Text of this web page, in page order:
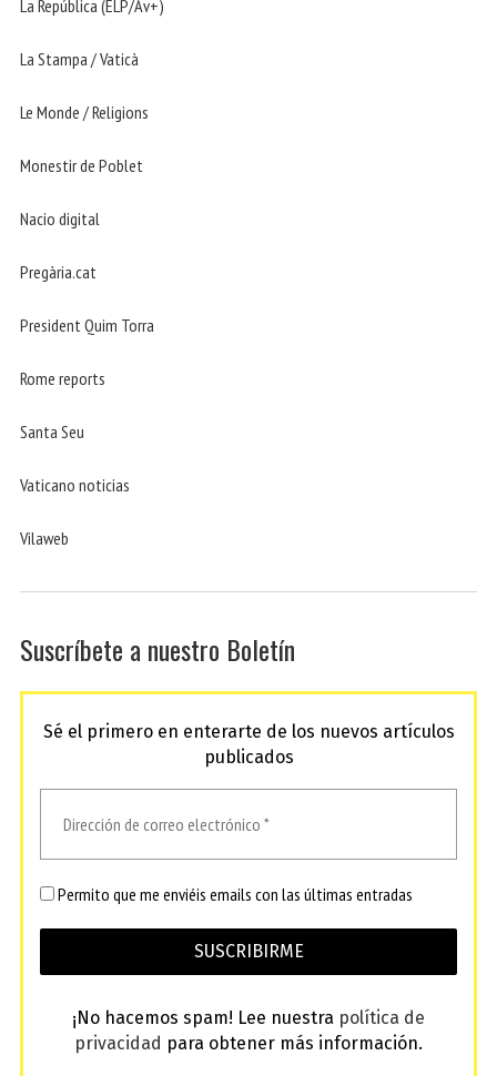
La República (ELP/Av+)
La Stampa / Vaticà
Le Monde / Religions
Monestir de Poblet
Nacio digital
Pregària.cat
President Quim Torra
Rome reports
Santa Seu
Vaticano noticias
Vilaweb
Suscríbete a nuestro Boletín
Sé el primero en enterarte de los nuevos artículos
publicados
Permito que me enviéis emails con las últimas entradas
¡No hacemos spam! Lee nuestra política de
privacidad para obtener más información.